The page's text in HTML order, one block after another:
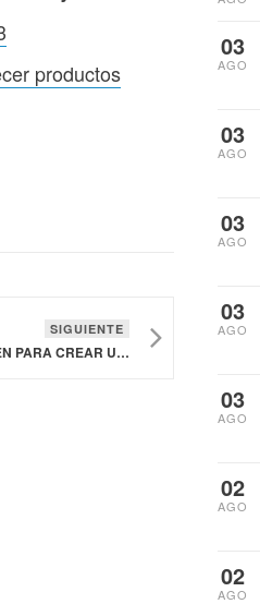
productos
SIGUIENTE
TURÍN Y NUTRISA SE UNEN PARA CREAR UNA NUEVA OCASIÓN DE CONSUMO RA EL 14 DE FEBRERO
03
AGO
03
AGO
03
AGO
03
AGO
03
AGO
02
AGO
02
AGO